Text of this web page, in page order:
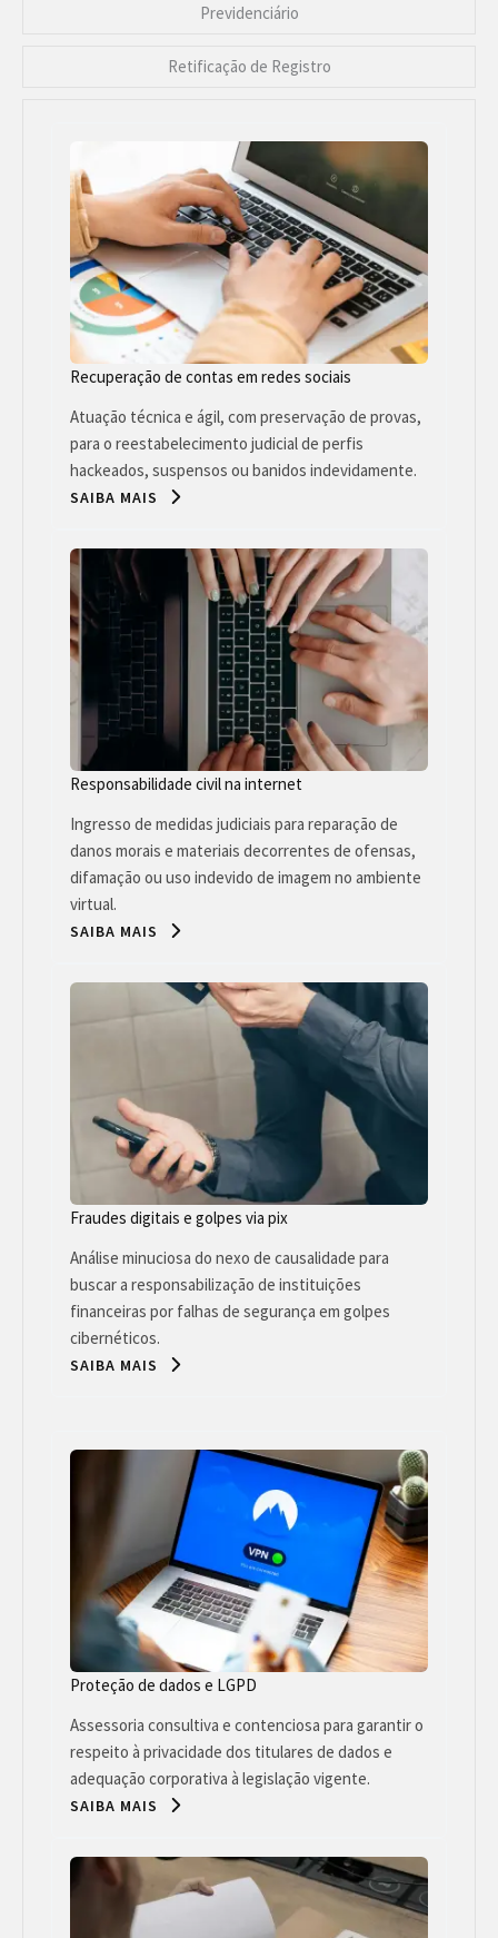
Previdenciário
Retificação de Registro
Recuperação de contas em redes sociais
Atuação técnica e ágil, com preservação de provas,
para o reestabelecimento judicial de perfis
hackeados, suspensos ou banidos indevidamente.
SAIBA MAIS
Responsabilidade civil na internet
Ingresso de medidas judiciais para reparação de
danos morais e materiais decorrentes de ofensas,
difamação ou uso indevido de imagem no ambiente
virtual.
SAIBA MAIS
Fraudes digitais e golpes via pix
Análise minuciosa do nexo de causalidade para
buscar a responsabilização de instituições
financeiras por falhas de segurança em golpes
cibernéticos.
SAIBA MAIS
Proteção de dados e LGPD
Assessoria consultiva e contenciosa para garantir o
respeito à privacidade dos titulares de dados e
adequação corporativa à legislação vigente.
SAIBA MAIS